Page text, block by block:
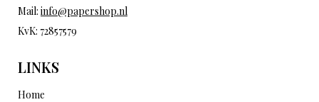
Mail: info@papershop.nl
KvK: 72857579
LINKS
Home